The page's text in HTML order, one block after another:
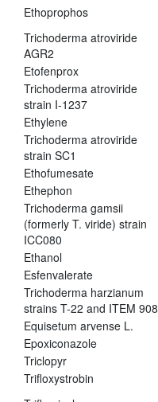
Ethoprophos
Trichoderma atroviride
AGR2
Etofenprox
Trichoderma atroviride
strain I-1237
Ethylene
Trichoderma atroviride
strain SC1
Ethofumesate
Ethephon
Trichoderma gamsii
(formerly T. viride) strain
ICC080
Ethanol
Esfenvalerate
Trichoderma harzianum
strains T-22 and ITEM 908
Equisetum arvense L.
Epoxiconazole
Triclopyr
Trifloxystrobin